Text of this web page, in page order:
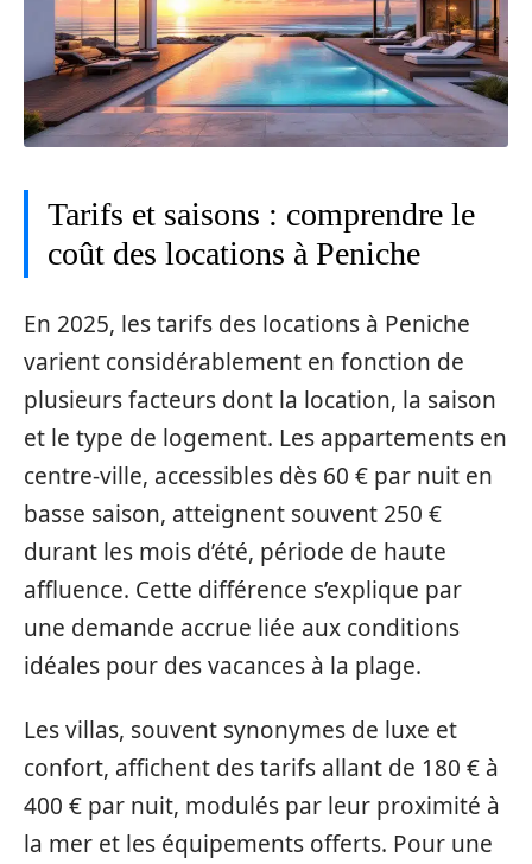
Tarifs et saisons : comprendre le
coût des locations à Peniche
En 2025, les tarifs des locations à Peniche
varient considérablement en fonction de
plusieurs facteurs dont la location, la saison
et le type de logement. Les appartements en
centre-ville, accessibles dès 60 € par nuit en
basse saison, atteignent souvent 250 €
durant les mois d’été, période de haute
affluence. Cette différence s’explique par
une demande accrue liée aux conditions
idéales pour des vacances à la plage.
Les villas, souvent synonymes de luxe et
confort, affichent des tarifs allant de 180 € à
400 € par nuit, modulés par leur proximité à
la mer et les équipements offerts. Pour une